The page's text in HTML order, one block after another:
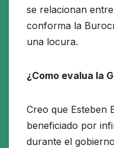
se relacionan
conforma la
una locura.
¿Como evalua la
Creo que Esteben
beneficiado por
durante el